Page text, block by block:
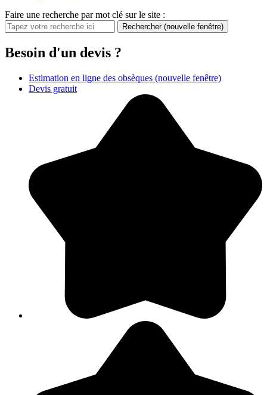
Faire une recherche par mot clé sur le site :
Rechercher (nouvelle fenêtre)
Besoin d'un devis ?
Estimation en ligne des obsèques (nouvelle fenêtre)
Devis gratuit